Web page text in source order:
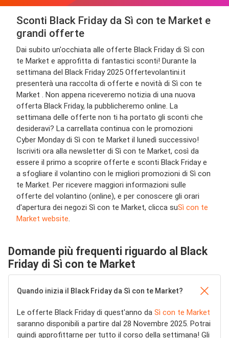
Sconti Black Friday da Sì con te Market e
grandi offerte
Dai subito un'occhiata alle offerte Black Friday di Sì con
te Market e approfitta di fantastici sconti! Durante la
settimana del Black Friday 2025 Offertevolantini.it
presenterà una raccolta di offerte e novità di Sì con te
Market . Non appena riceveremo notizia di una nuova
offerta Black Friday, la pubblicheremo online. La
settimana delle offerte non ti ha portato gli sconti che
desideravi? La carrellata continua con le promozioni
Cyber Monday di Sì con te Market il lunedì successivo!
Iscriviti ora alla newsletter di Sì con te Market, così da
essere il primo a scoprire offerte e sconti Black Friday e
a sfogliare il volantino con le migliori promozioni di Sì con
te Market. Per ricevere maggiori informazioni sulle
offerte del volantino (online), e per conoscere gli orari
d'apertura dei negozi Sì con te Market, clicca suSì con te
Market website.
Domande più frequenti riguardo al Black
Friday di Sì con te Market
Quando inizia il Black Friday da Sì con te Market?
Le offerte Black Friday di quest'anno da Sì con te Market
saranno disponibili a partire dal 28 Novembre 2025. Potrai
quindi approfittarne per tutto il corso della settimana! Gli